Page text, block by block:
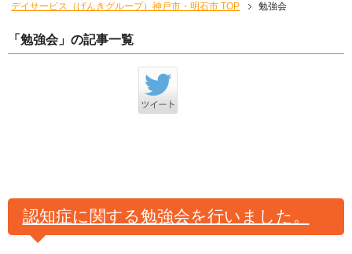
デイサービス（げんきグループ）神戸市・明石市 TOP 勉強会
「勉強会」の記事一覧
認知症に関する勉強会を行いました。